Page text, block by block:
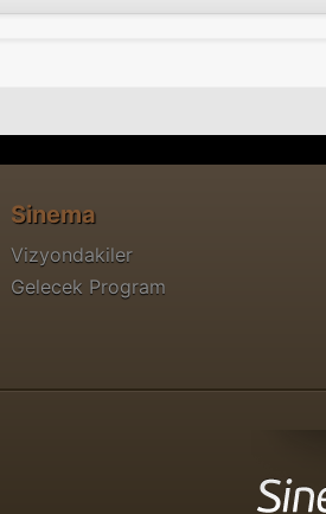
Sinema
Vizyondakiler
Gelecek Program